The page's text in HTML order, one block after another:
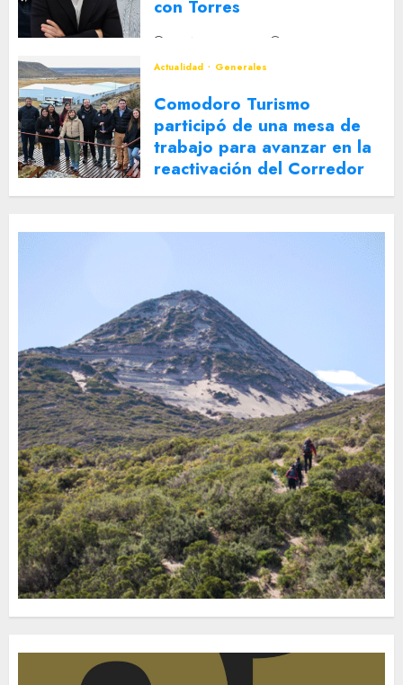
con Torres
2 DE AGOSTO DE 2026
Actualidad
Generales
Comodoro Turismo
participó de una mesa de
trabajo para avanzar en la
reactivación del Corredor
Turístico Integrado